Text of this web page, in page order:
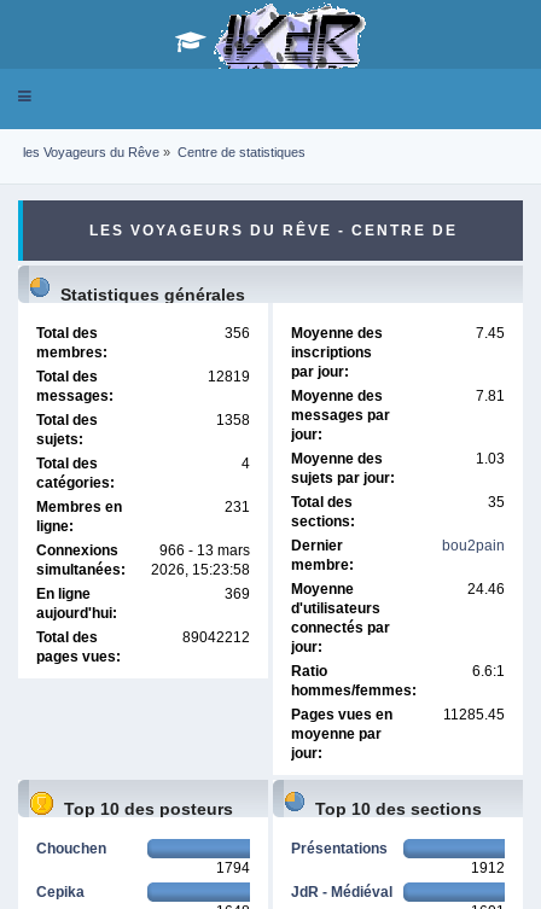
Toggle
les Voyageurs du Rêve » Centre de statistiques
LES VOYAGEURS DU RÊVE - CENTRE DE
STATISTIQUES
Statistiques générales
Total des
membres:
356
Total des
messages:
12819
Total des
sujets:
1358
Total des
catégories:
4
Membres en
ligne:
231
Connexions
simultanées:
966 - 13 mars
2026, 15:23:58
En ligne
aujourd'hui:
369
Total des
pages vues:
89042212
Moyenne des
inscriptions
par jour:
7.45
Moyenne des
messages par
jour:
7.81
Moyenne des
sujets par jour:
1.03
Total des
sections:
35
Dernier
membre:
bou2pain
Moyenne
d'utilisateurs
connectés par
jour:
24.46
Ratio
hommes/femmes:
6.6:1
Pages vues en
moyenne par
jour:
11285.45
Top 10 des posteurs
Chouchen
1794
Cepika
Top 10 des sections
Présentations
1912
JdR - Médiéval